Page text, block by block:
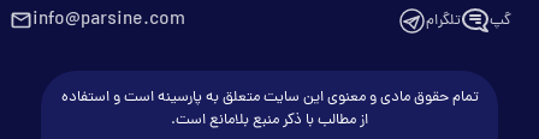
گپ تلگرام info@parsine.com
تمام حقوق مادی و معنوی این سایت متعلق به پارسینه است و استفاده
از مطالب با ذکر منبع بلامانع است.